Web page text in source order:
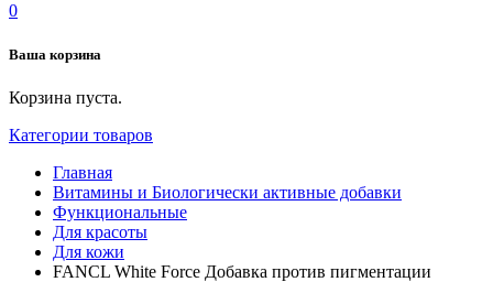
0
Ваша корзина
Корзина пуста.
Категории товаров
Главная
Витамины и Биологически активные добавки
Функциональные
Для красоты
Для кожи
FANCL White Force Добавка против пигментации